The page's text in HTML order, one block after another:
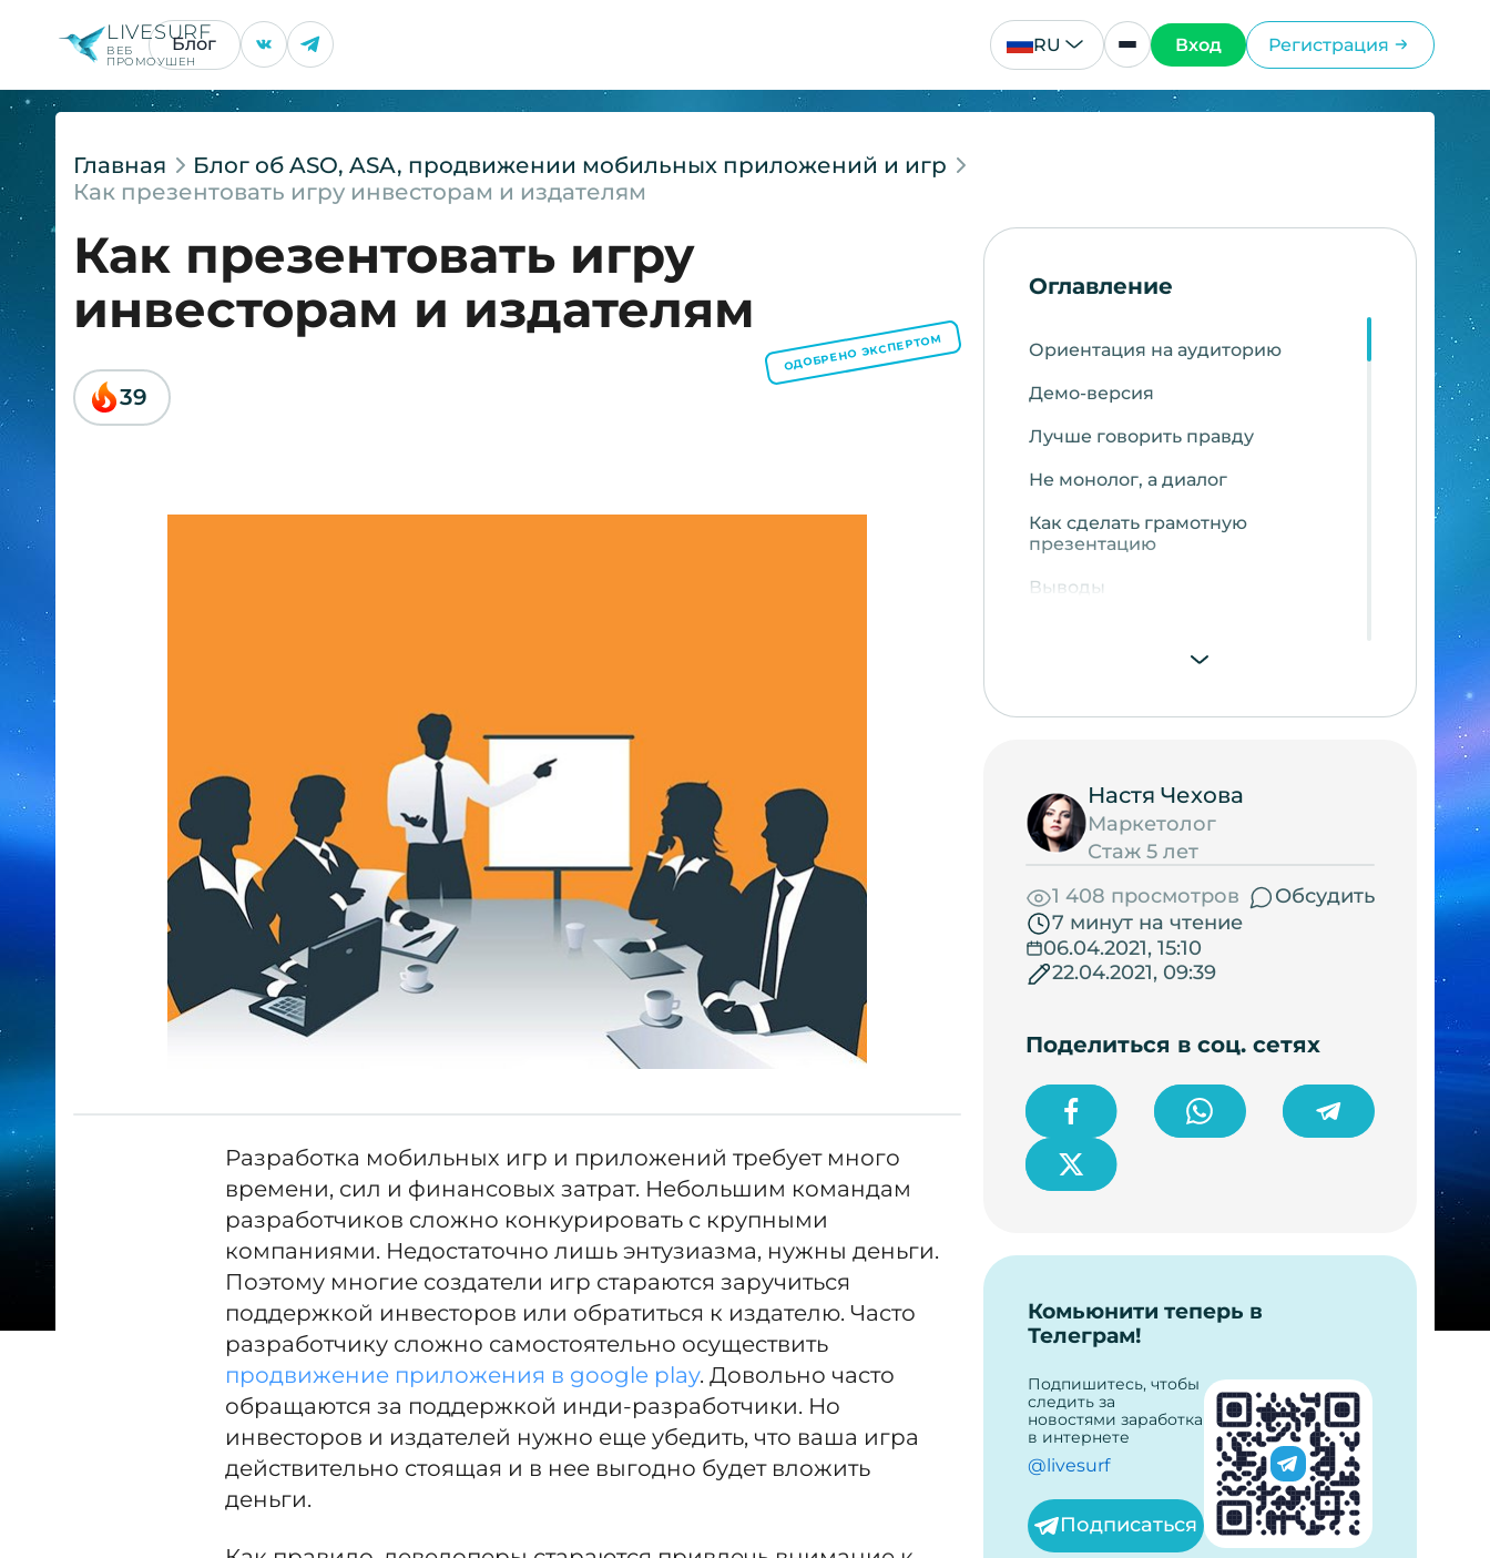
LIVESURF
ВЕБ
ПРОМОУШЕН
Блог RU Вход Регистрация
Главная
Блог об ASO, ASA, продвижении мобильных приложений и игр
Как презентовать игру инвесторам и издателям
Как презентовать игру
инвесторам и издателям
ОДОБРЕНО ЭКСПЕРТОМ
39
Разработка мобильных игр и приложений требует много
времени, сил и финансовых затрат. Небольшим командам
разработчиков сложно конкурировать с крупными
компаниями. Недостаточно лишь энтузиазма, нужны деньги.
Поэтому многие создатели игр стараются заручиться
поддержкой инвесторов или обратиться к издателю. Часто
разработчику сложно самостоятельно осуществить
продвижение приложения в google play. Довольно часто
обращаются за поддержкой инди-разработчики. Но
инвесторов и издателей нужно еще убедить, что ваша игра
действительно стоящая и в нее выгодно будет вложить
деньги.
Оглавление
Ориентация на аудиторию
Демо-версия
Лучше говорить правду
Не монолог, а диалог
Как сделать грамотную
презентацию
Выводы
Настя Чехова
Маркетолог
Стаж 5 лет
1 408 просмотров
Обсудить
7 минут на чтение
06.04.2021, 15:10
22.04.2021, 09:39
Поделиться в соц. сетях
Комьюнити теперь в
Телеграм!
Подпишитесь, чтобы
следить за
новостями заработка
в интернете
@livesurf
Подписаться